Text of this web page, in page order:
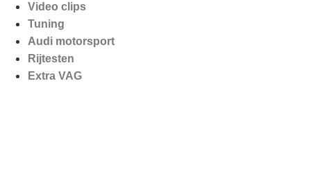
Video clips
Tuning
Audi motorsport
Rijtesten
Extra VAG